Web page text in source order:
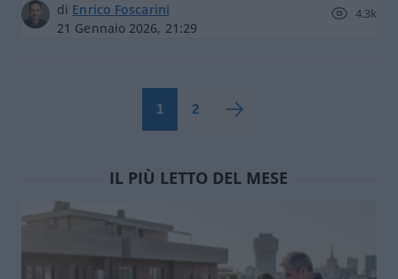
di Enrico Foscarini
21 Gennaio 2026, 21:29
4.3k
1 2
IL PIÙ LETTO DEL MESE